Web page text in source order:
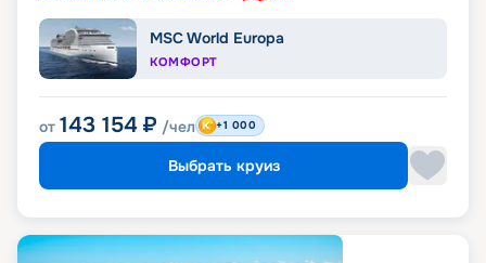
MSC World Europa
КОМФОРТ
от 143 154 ₽ /чел +1 000
Выбрать круиз